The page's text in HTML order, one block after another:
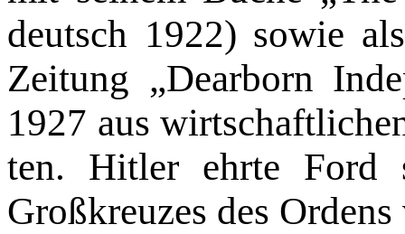
deutsch 1922) sowie
Zeitung „Dearborn
1927 aus
ten. Hitler ehrte Ford
Großkreu­zes des